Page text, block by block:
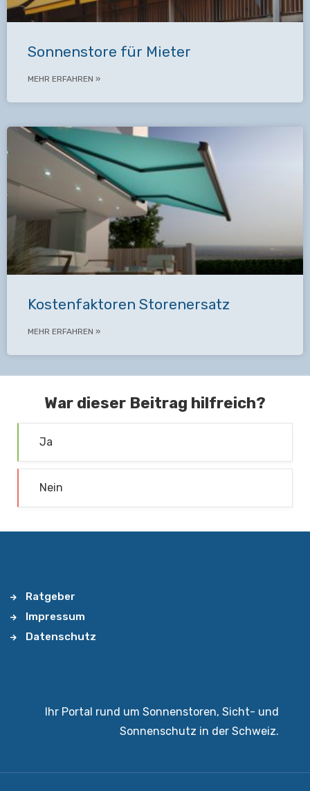
Sonnenstore für Mieter
MEHR ERFAHREN »
Kostenfaktoren Storenersatz
MEHR ERFAHREN »
War dieser Beitrag hilfreich?
Ja
Nein
Ratgeber
Impressum
Datenschutz
Ihr Portal rund um Sonnenstoren, Sicht- und
Sonnenschutz in der Schweiz.